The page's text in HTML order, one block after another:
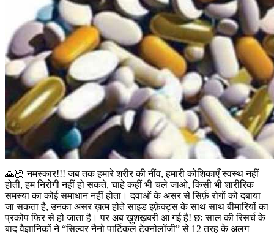
🙏🏻 नमस्कार!!! जब तक हमारे शरीर की नींव, हमारी कोशिकाएँ स्वस्थ नहीं
होती, हम निरोगी नहीं हो सकते, चाहे कहीं भी चले जाओ, किसी भी शारीरिक
समस्या का कोई समाधान नहीं होता। दवाओं के असर से सिर्फ़ रोगों को दबाया
जा सकता है, उनका असर ख़त्म होते साइड इफ़ेक्ट्स के साथ साथ बीमारियों का
प्रकोप फिर से हो जाता है। पर अब ख़ुशख़बरी आ गई है! छः साल की रिसर्च के
बाद वैज्ञानिकों ने “सिल्वर नैनो पार्टिकल टेक्नोलॉजी” से 12 तरह के अलग